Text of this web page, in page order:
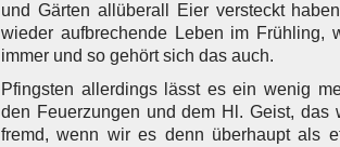
und Gärten allüberall Eier versteckt
wieder aufbrechende Leben im Frühling,
immer und so gehört sich das auch.
Pfingsten allerdings lässt es ein wenig
den Feuerzungen und dem Hl. Geist, das
fremd, wenn wir es denn überhaupt als